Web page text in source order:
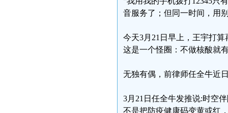
音服务了；但同一时间，用
今天3月21日早上，王宇打
这是一个怪圈：不做核酸就
无独有偶，前律师任全牛近
3月21日任全牛发推说:时空
不是把防疫健康码变黄或红